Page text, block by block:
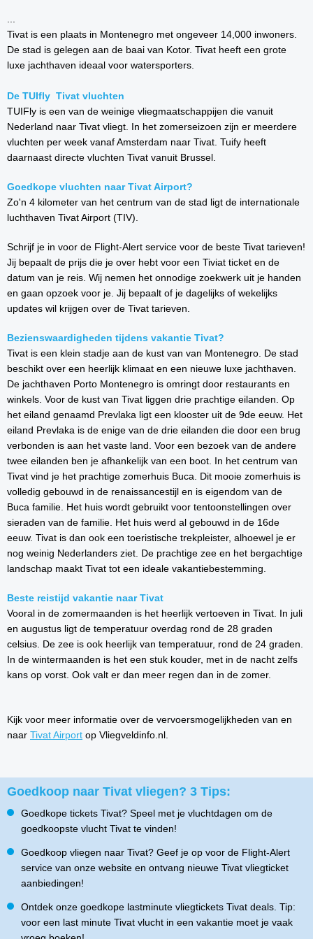
...
Tivat is een plaats in Montenegro met ongeveer 14,000 inwoners.
De stad is gelegen aan de baai van Kotor. Tivat heeft een grote
luxe jachthaven ideaal voor watersporters.
De TUIfly Tivat vluchten
TUIFly is een van de weinige vliegmaatschappijen die vanuit
Nederland naar Tivat vliegt. In het zomerseizoen zijn er meerdere
vluchten per week vanaf Amsterdam naar Tivat. Tuify heeft
daarnaast directe vluchten Tivat vanuit Brussel.
Goedkope vluchten naar Tivat Airport?
Zo'n 4 kilometer van het centrum van de stad ligt de internationale
luchthaven Tivat Airport (TIV).
Schrijf je in voor de Flight-Alert service voor de beste Tivat tarieven!
Jij bepaalt de prijs die je over hebt voor een Tiviat ticket en de
datum van je reis. Wij nemen het onnodige zoekwerk uit je handen
en gaan opzoek voor je. Jij bepaalt of je dagelijks of wekelijks
updates wil krijgen over de Tivat tarieven.
Bezienswaardigheden tijdens vakantie Tivat?
Tivat is een klein stadje aan de kust van van Montenegro. De stad
beschikt over een heerlijk klimaat en een nieuwe luxe jachthaven.
De jachthaven Porto Montenegro is omringt door restaurants en
winkels. Voor de kust van Tivat liggen drie prachtige eilanden. Op
het eiland genaamd Prevlaka ligt een klooster uit de 9de eeuw. Het
eiland Prevlaka is de enige van de drie eilanden die door een brug
verbonden is aan het vaste land. Voor een bezoek van de andere
twee eilanden ben je afhankelijk van een boot. In het centrum van
Tivat vind je het prachtige zomerhuis Buca. Dit mooie zomerhuis is
volledig gebouwd in de renaissancestijl en is eigendom van de
Buca familie. Het huis wordt gebruikt voor tentoonstellingen over
sieraden van de familie. Het huis werd al gebouwd in de 16de
eeuw. Tivat is dan ook een toeristische trekpleister, alhoewel je er
nog weinig Nederlanders ziet. De prachtige zee en het bergachtige
landschap maakt Tivat tot een ideale vakantiebestemming.
Beste reistijd vakantie naar Tivat
Vooral in de zomermaanden is het heerlijk vertoeven in Tivat. In juli
en augustus ligt de temperatuur overdag rond de 28 graden
celsius. De zee is ook heerlijk van temperatuur, rond de 24 graden.
In de wintermaanden is het een stuk kouder, met in de nacht zelfs
kans op vorst. Ook valt er dan meer regen dan in de zomer.
Kijk voor meer informatie over de vervoersmogelijkheden van en
naar Tivat Airport op Vliegveldinfo.nl.
Goedkoop naar Tivat vliegen? 3 Tips:
Goedkope tickets Tivat? Speel met je vluchtdagen om de
goedkoopste vlucht Tivat te vinden!
Goedkoop vliegen naar Tivat? Geef je op voor de Flight-Alert
service van onze website en ontvang nieuwe Tivat vliegticket
aanbiedingen!
Ontdek onze goedkope lastminute vliegtickets Tivat deals. Tip:
voor een last minute Tivat vlucht in een vakantie moet je vaak